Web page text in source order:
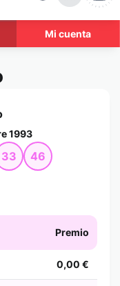
Mi cuenta
1993
33 46
Premio
0,00 €